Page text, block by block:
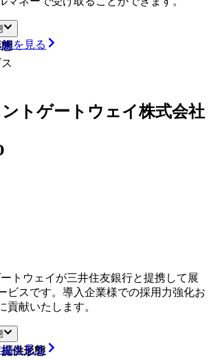
を見る
トゲートウェイ株式会社
ウェイが三井住友銀行と提携して展
スです。導入企業様での採用力強化お
献いたします。
供形態
を見る